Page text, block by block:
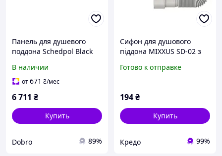
Панель для душевого
поддона Schedpol Black
прямоугольная
В наличии
от671 ₴/мес
6 711 ₴
Купить
Dobro 89%
Сифон для душового
піддона MIXXUS SD-02 з
випуском (MI8204)
Готово к отправке
194₴
Купить
Кредо 99%